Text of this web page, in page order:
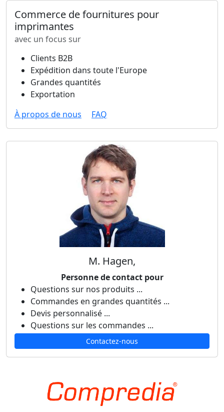
Commerce de fournitures pour
imprimantes
avec un focus sur
Clients B2B
Expédition dans toute l'Europe
Grandes quantités
Exportation
À propos de nous
FAQ
M. Hagen,
Personne de contact pour
Questions sur nos produits ...
Commandes en grandes quantités ...
Devis personnalisé ...
Questions sur les commandes ...
Contactez-nous